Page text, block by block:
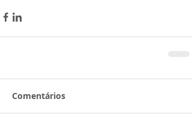
Comentários